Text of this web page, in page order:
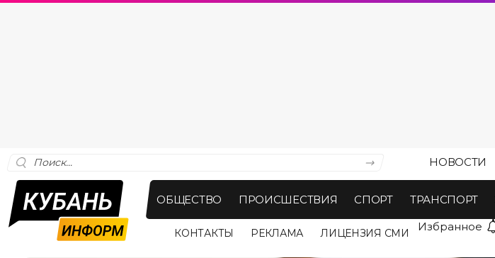
НОВОСТИ
ОБЩЕСТВО ПРОИСШЕСТВИЯ СПОРТ ТРАНСПОРТ
КОНТАКТЫ РЕКЛАМА ЛИЦЕНЗИЯ СМИ Избранное